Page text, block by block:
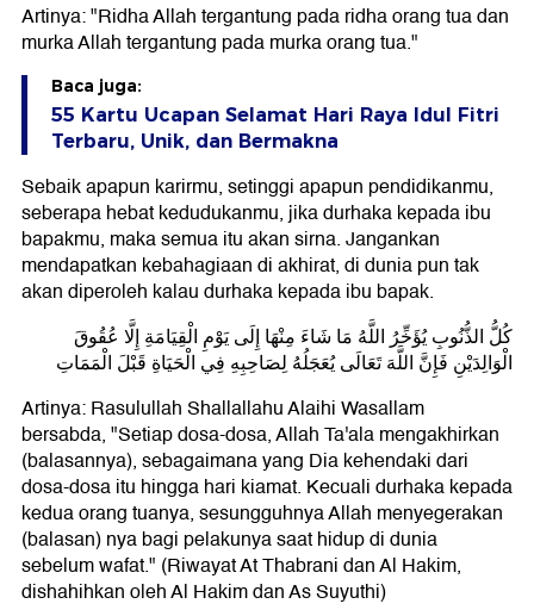
Artinya: "Ridha Allah tergantung pada ridha orang tua dan
murka Allah tergantung pada murka orang tua."
Baca juga:
55 Kartu Ucapan Selamat Hari Raya Idul Fitri
Terbaru, Unik, dan Bermakna
Sebaik apapun karirmu, setinggi apapun pendidikanmu,
seberapa hebat kedudukanmu, jika durhaka kepada ibu
bapakmu, maka semua itu akan sirna. Jangankan
mendapatkan kebahagiaan di akhirat, di dunia pun tak
akan diperoleh kalau durhaka kepada ibu bapak.
كُلُّ الذُّنُوبِ يُؤَخِّرُ اللَّهُ مَا شَاءَ مِنْهَا إِلَى يَوْمِ الْقِيَامَةِ إِلَّا عُقُوقَ
الْوَالِدَيْنِ فَإِنَّ اللَّهَ تَعَالَى يُعَجَلُهُ لِصَاحِبِهِ فِي الْحَيَاةِ قَبْلَ الْمَمَاتِ
Artinya: Rasulullah Shallallahu Alaihi Wasallam
bersabda, "Setiap dosa-dosa, Allah Ta'ala mengakhirkan
(balasannya), sebagaimana yang Dia kehendaki dari
dosa-dosa itu hingga hari kiamat. Kecuali durhaka kepada
kedua orang tuanya, sesungguhnya Allah menyegerakan
(balasan) nya bagi pelakunya saat hidup di dunia
sebelum wafat." (Riwayat At Thabrani dan Al Hakim,
dishahihkan oleh Al Hakim dan As Suyuthi)